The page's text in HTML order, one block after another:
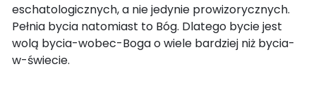
eschatologicznych, a nie jedynie prowizorycznych.
Pełnia bycia natomiast to Bóg. Dlatego bycie jest
wolą bycia-wobec-Boga o wiele bardziej niż bycia-
w-świecie.